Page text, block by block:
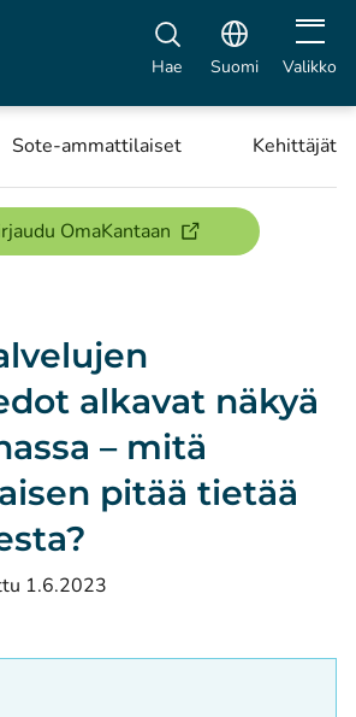
Hae Suomi Avaa
Valikko
Sote-ammattilaiset Kehittäjät
OmaKantaan(avautuu uuteen
alkavat näkyä
– mitä
pitää tietää
1.6.2023